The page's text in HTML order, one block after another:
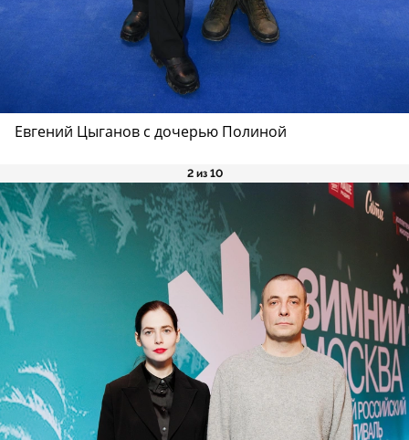
Евгений Цыганов с дочерью Полиной
2 из 10